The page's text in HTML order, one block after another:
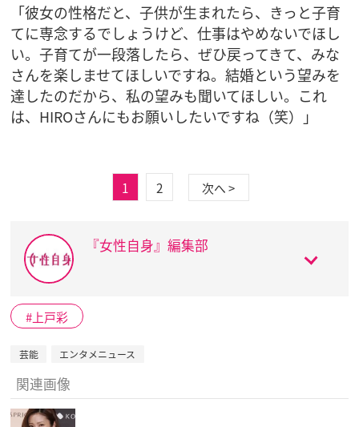
「彼女の性格だと、子供が生まれたら、きっと子育
てに専念するでしょうけど、仕事はやめないでほし
い。子育てが一段落したら、ぜひ戻ってきて、みな
さんを楽しませてほしいですね。結婚という望みを
達したのだから、私の望みも聞いてほしい。これ
は、HIROさんにもお願いしたいですね（笑）」
1 2 次へ >
『女性自身』編集部
上戸彩
芸能 エンタメニュース
関連画像